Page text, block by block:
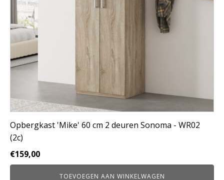
Opbergkast 'Mike' 60 cm 2 deuren Sonoma - WR02
(2c)
€159,00
TOEVOEGEN AAN WINKELWAGEN